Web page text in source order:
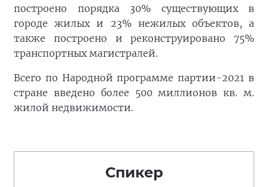
построено порядка 30% существующих в
городе жилых и 23% нежилых объектов, а
также построено и реконструировано 75%
транспортных магистралей.
Всего по Народной программе партии-2021 в
стране введено более 500 миллионов кв. м.
жилой недвижимости.
Спикер